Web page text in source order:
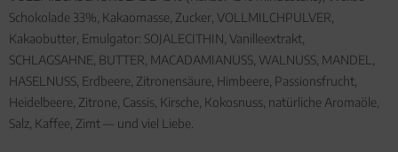
Schokolade 33%, Kakaomasse, Zucker, VOLLMILCHPULVER,
Kakaobutter, Emulgator: SOJALECITHIN, Vanilleextrakt,
SCHLAGSAHNE, BUTTER, MACADAMIANUSS, WALNUSS, MANDEL,
HASELNUSS, Erdbeere, Zitronensäure, Himbeere, Passionsfrucht,
Heidelbeere, Zitrone, Cassis, Kirsche, Kokosnuss, natürliche Aromaöle,
Salz, Kaffee, Zimt — und viel Liebe.